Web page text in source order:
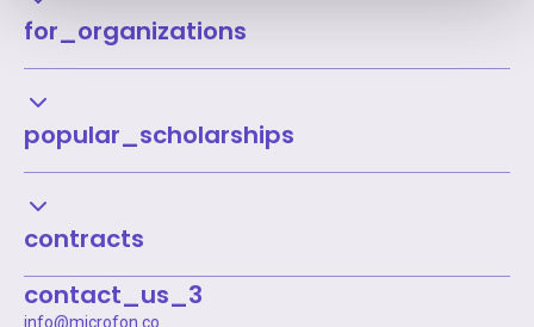
for_organizations
popular_scholarships
contracts
contact_us_3
info@microfon.co